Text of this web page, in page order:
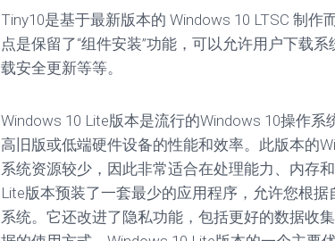
影
音
图
像
mac
动
工
具
mac
安
图
像
安
卓
驱
动
Tiny10是基于最新版本的 Windows 10 LTSC 制
点是保留了“组件安装”功能，可以允许用户下载
载安全更新等等。
Windows 10 Lite版本是流行的Windows 10操作
高旧版或低端硬件设备的性能和效率。此版本的
系统资源较少，因此非常适合在处理能力、内存
Lite版本预装了一套最少的应用程序，允许您根
系统。它还改进了隐私功能，包括更好的数据收